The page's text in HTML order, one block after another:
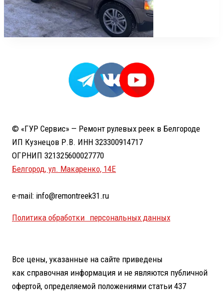
© «ГУР Сервис» — Ремонт рулевых реек в Белгороде
ИП Кузнецов Р.В. ИНН 323300914717
ОГРНИП 321325600027770
Белгород, ул. Макаренко, 14Е
e-mail: info@remontreek31.ru
Политика обработки персональных данных
Все цены, указанные на сайте приведены
как справочная информация и не являются публичной
офертой, определяемой положениями статьи 437